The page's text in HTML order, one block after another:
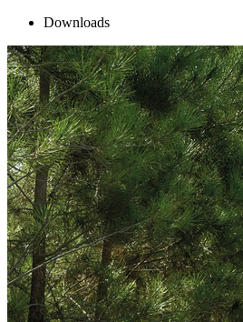
Downloads